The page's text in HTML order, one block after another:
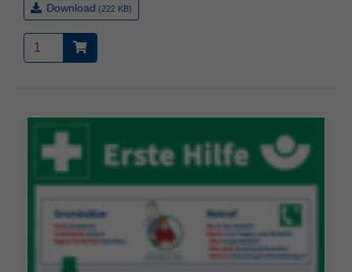
Download (222 KB)